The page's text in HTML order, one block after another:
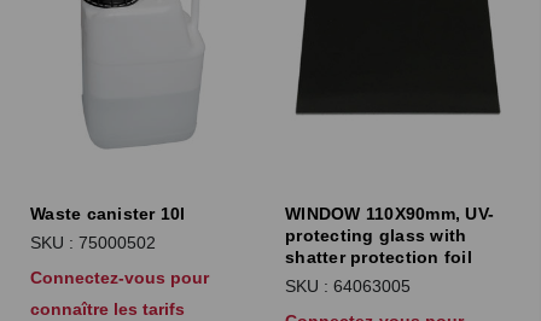
Waste canister 10l
SKU : 75000502
Connectez-vous pour
connaître les tarifs
WINDOW 110X90mm, UV-
protecting glass with
shatter protection foil
SKU : 64063005